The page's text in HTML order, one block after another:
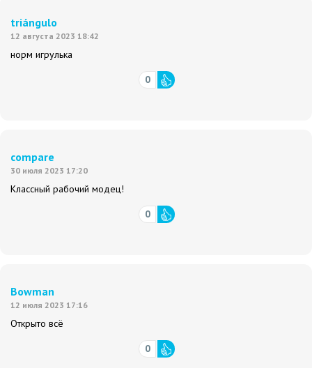
triángulo
12 августа 2023 18:42
норм игрулька
0
compare
30 июля 2023 17:20
Классный рабочий модец!
0
Bowman
12 июля 2023 17:16
Открыто всё
0